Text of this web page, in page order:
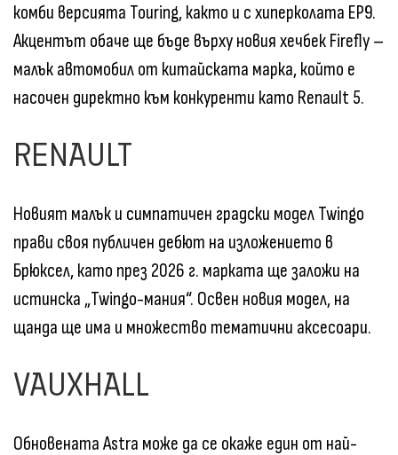
комби версията Touring, както и с хиперколата EP9.
Акцентът обаче ще бъде върху новия хечбек Firefly –
малък автомобил от китайската марка, който е
насочен директно към конкуренти като Renault 5.
RENAULT
Новият малък и симпатичен градски модел Twingo
прави своя публичен дебют на изложението в
Брюксел, като през 2026 г. марката ще заложи на
истинска „Twingo-мания“. Освен новия модел, на
щанда ще има и множество тематични аксесоари.
VAUXHALL
Обновената Astra може да се окаже един от най-